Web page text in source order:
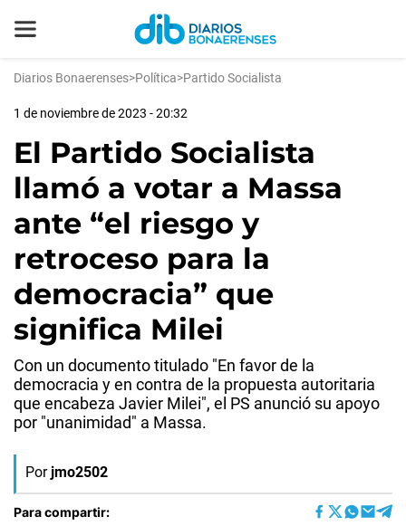
Diarios Bonaerenses>Política>Partido Socialista
1 de noviembre de 2023 - 20:32
El Partido Socialista
llamó a votar a Massa
ante “el riesgo y
retroceso para la
democracia” que
significa Milei
Con un documento titulado "En favor de la
democracia y en contra de la propuesta autoritaria
que encabeza Javier Milei", el PS anunció su apoyo
por "unanimidad" a Massa.
Por jmo2502
Para compartir: